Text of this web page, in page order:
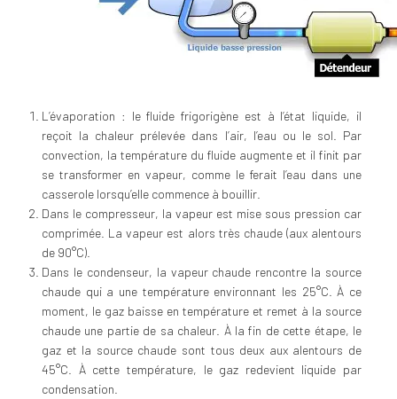
L’évaporation : le fluide frigorigène est à l’état liquide, il
reçoit la chaleur prélevée dans l’air, l’eau ou le sol. Par
convection, la température du fluide augmente et il finit par
se transformer en vapeur, comme le ferait l’eau dans une
casserole lorsqu’elle commence à bouillir.
Dans le compresseur, la vapeur est mise sous pression car
comprimée. La vapeur est alors très chaude (aux alentours
de 90°C).
Dans le condenseur, la vapeur chaude rencontre la source
chaude qui a une température environnant les 25°C. À ce
moment, le gaz baisse en température et remet à la source
chaude une partie de sa chaleur. À la fin de cette étape, le
gaz et la source chaude sont tous deux aux alentours de
45°C. À cette température, le gaz redevient liquide par
condensation.